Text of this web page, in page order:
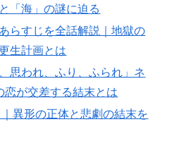
「海」の謎に迫る
らすじを全話解説｜地獄の
生計画とは
思われ、ふり、ふられ」ネ
恋が交差する結末とは
異形の正体と悲劇の結末を